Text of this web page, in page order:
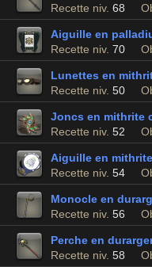
Recette niv. 68
Aiguille en
Recette niv. 70
Lunettes en
Recette niv. 50
Joncs en mithrite
Recette niv. 52
Aiguille en
Recette niv. 54
Monocle en
Recette niv. 56
Perche en
Recette niv. 58